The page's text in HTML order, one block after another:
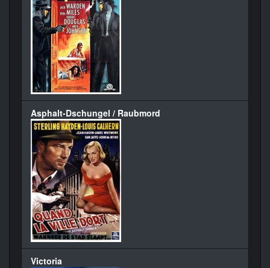
Asphalt-Dschungel / Raubmord
Victoria